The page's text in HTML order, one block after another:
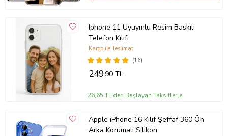
Iphone 11 Uyuymlu Resim Baskılı
Telefon Kılıfı
(16)
Kargo ile Teslimat
249,90 TL
26,65 TL'den Başlayan Taksitlerle
Apple iPhone 16 Kılıf Şeffaf 360 Ön
Arka Korumalı Silikon